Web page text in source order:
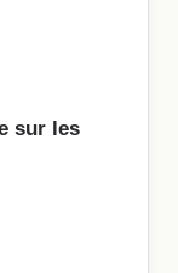
sur les